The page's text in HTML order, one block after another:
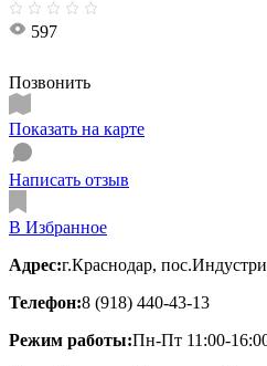
597
Позвонить
Показать на карте
Написать отзыв
В Избранное
Адрес:г.Краснодар,
Телефон:8 (918) 440-43-13
Режим работы:Пн-Пт 11:00-